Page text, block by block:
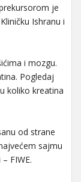
je
Ishranu i
i mozgu.
Pogledaj
koliko kreatina
od strane
sajmu
FIWE.